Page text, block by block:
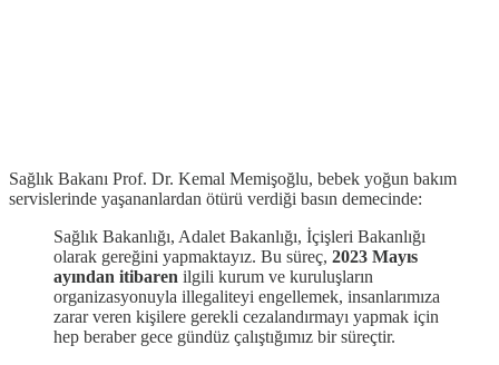
Sağlık Bakanı Prof. Dr. Kemal Memişoğlu, bebek yoğun bakım
servislerinde yaşananlardan ötürü verdiği basın demecinde:
Sağlık Bakanlığı, Adalet Bakanlığı, İçişleri Bakanlığı
olarak gereğini yapmaktayız. Bu süreç, 2023 Mayıs
ayından itibaren ilgili kurum ve kuruluşların
organizasyonuyla illegaliteyi engellemek, insanlarımıza
zarar veren kişilere gerekli cezalandırmayı yapmak için
hep beraber gece gündüz çalıştığımız bir süreçtir.